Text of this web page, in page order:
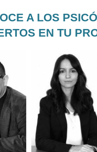
A LOS
EN TU